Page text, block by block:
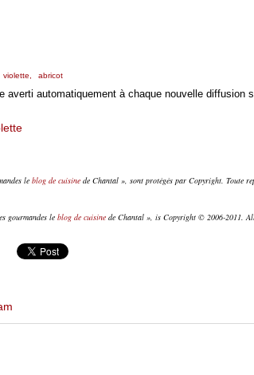
violette, abricot
averti automatiquement à chaque nouvelle diffusion
le blog de cuisinede Chantal », sont protégés par Copyright. Toute
gourmandes le blog de cuisinede Chantal », is Copyright © 2006-2011.